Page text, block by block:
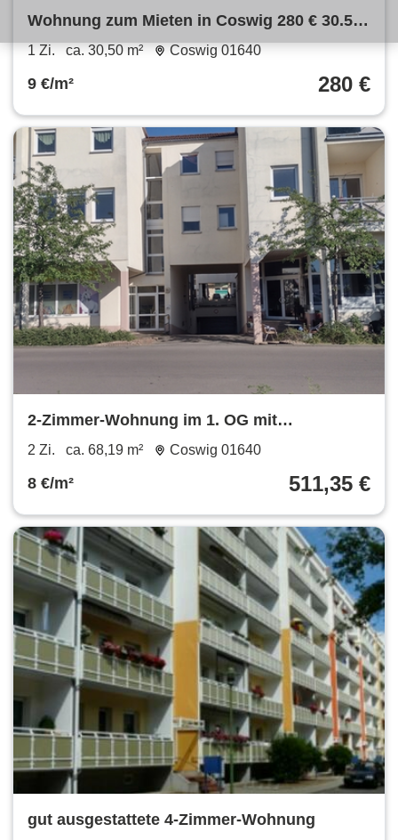
Wohnung zum Mieten in Coswig 280 € 30.5
m²
1 Zi. ca. 30,50 m² Coswig 01640
9 €/m² 280 €
2-Zimmer-Wohnung im 1. OG mit
Einbauküche
2 Zi. ca. 68,19 m² Coswig 01640
8 €/m² 511,35 €
gut ausgestattete 4-Zimmer-Wohnung